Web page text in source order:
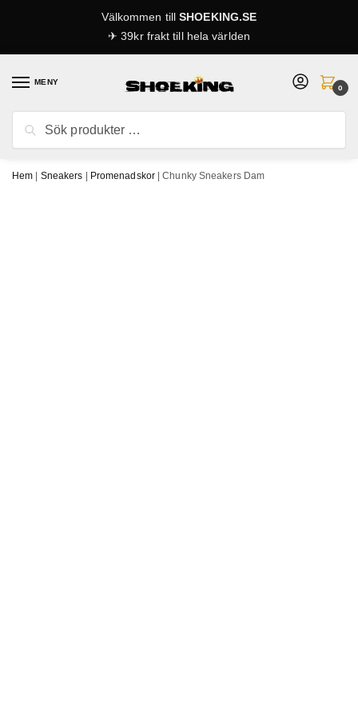
Välkommen tillSHOEKING.SE
✈ 39kr frakt till hela världen
MENY
efter:
Sök
0
Hem | Sneakers | Promenadskor|Chunky Sneakers Dam